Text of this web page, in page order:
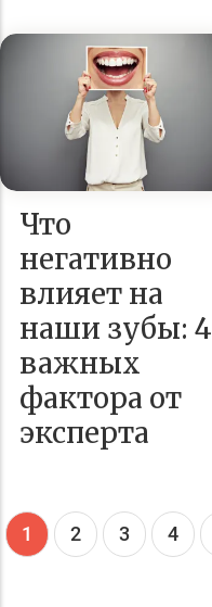
Что
негативно
влияет на
наши зубы: 4
важных
фактора от
эксперта
Текущая
1 Page
2 Page
3 Page
4